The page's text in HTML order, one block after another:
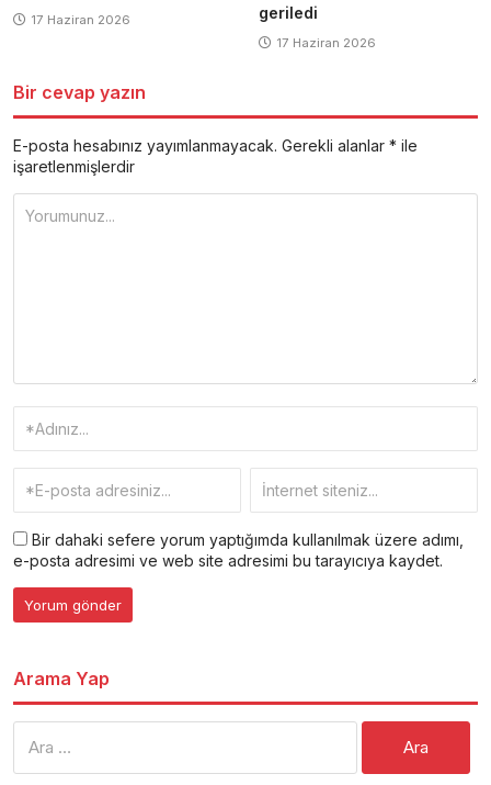
17 Haziran 2026 geriledi
17 Haziran 2026
Bir cevap yazın
E-posta hesabınız yayımlanmayacak. Gerekli alanlar * ile
işaretlenmişlerdir
Bir dahaki sefere yorum yaptığımda kullanılmak üzere adımı,
e-posta adresimi ve web site adresimi bu tarayıcıya kaydet.
Arama Yap